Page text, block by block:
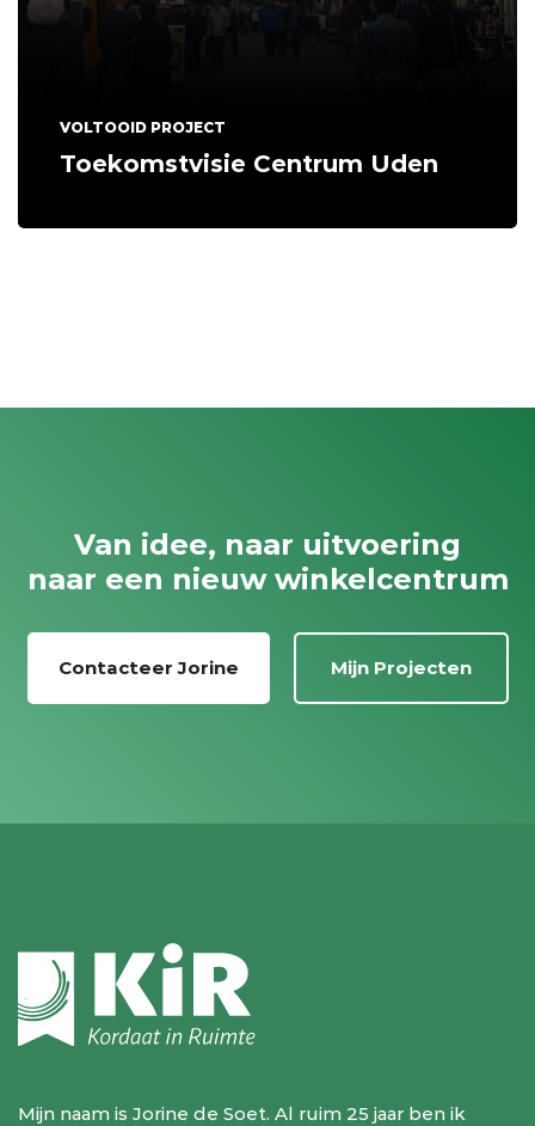
VOLTOOID PROJECT
Toekomstvisie Centrum Uden
Van idee, naar uitvoering
naar een nieuw winkelcentrum
Contacteer Jorine Mijn Projecten
Mijn naam is Jorine de Soet. Al ruim 25 jaar ben ik